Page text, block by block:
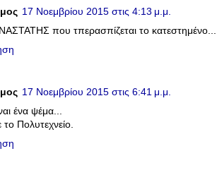
17 Νοεμβρίου 2015 στις 4:13 μ.μ.
που τπερασπίζεται το κατεστημένο.....
17 Νοεμβρίου 2015 στις 6:41 μ.μ.
ένα ψέμα...
το Πολυτεχνείο.